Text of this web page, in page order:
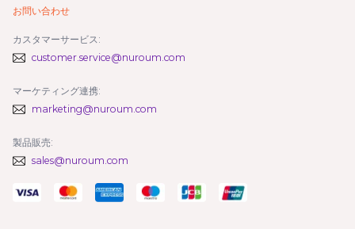
お問い合わせ
カスタマーサービス:
customer.service@nuroum.com
マーケティング連携:
marketing@nuroum.com
製品販売:
sales@nuroum.com